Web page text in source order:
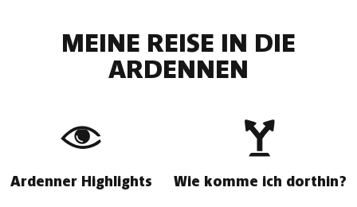
MEINE REISE IN DIE
ARDENNEN
Ardenner Highlights Wie komme ich dorthin?